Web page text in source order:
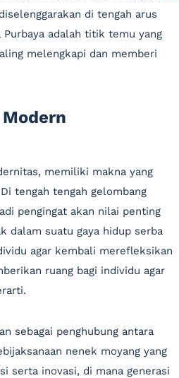
di tengah arus
adalah titik temu yang
melengkapi dan memberi
memiliki makna yang
tengah tengah gelombang
pengingat akan nilai penting
dalam suatu gaya hidup serba
agar kembali merefleksikan
ruang bagi individu agar
sebagai penghubung antara
nenek moyang yang
serta inovasi, di mana generasi